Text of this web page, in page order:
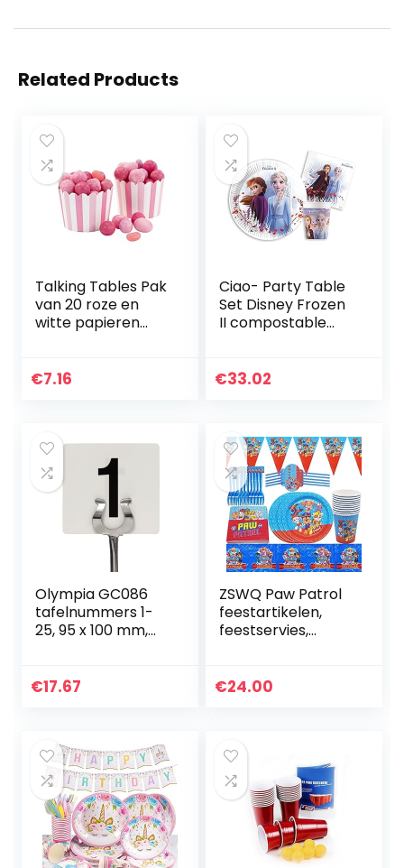
Related Products
Talking Tables Pak
van 20 roze en
witte papieren
zoet, 46 x 50 mm
€7.16
Ciao- Party Table
Set Disney Frozen
II compostable
plates Ø23cm, 24
€33.02
Olympia GC086
tafelnummers 1-
25, 95 x 100 mm,
restaurants, cafés,
€17.67
ZSWQ Paw Patrol
feestartikelen,
feestservies,
rietjes, verjaardag
€24.00